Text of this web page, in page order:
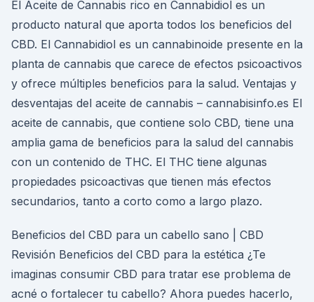
El Aceite de Cannabis rico en Cannabidiol es un
producto natural que aporta todos los beneficios del
CBD. El Cannabidiol es un cannabinoide presente en la
planta de cannabis que carece de efectos psicoactivos
y ofrece múltiples beneficios para la salud. Ventajas y
desventajas del aceite de cannabis – cannabisinfo.es El
aceite de cannabis, que contiene solo CBD, tiene una
amplia gama de beneficios para la salud del cannabis
con un contenido de THC. El THC tiene algunas
propiedades psicoactivas que tienen más efectos
secundarios, tanto a corto como a largo plazo.
Beneficios del CBD para un cabello sano | CBD
Revisión Beneficios del CBD para la estética ¿Te
imaginas consumir CBD para tratar ese problema de
acné o fortalecer tu cabello? Ahora puedes hacerlo,